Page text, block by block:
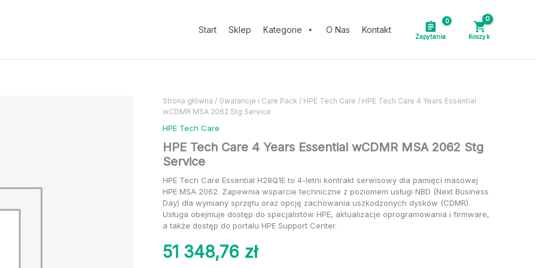
Start Sklep Kategorie O Nas Kontakt
0
Strona główna / Gwarancje i Care Pack / HPE Tech Care / HPE Tech Care 4 Years Essential
wCDMR MSA 2062 Stg Service
HPE Tech Care
HPE Tech Care 4 Years Essential wCDMR MSA 2062 Stg
Service
HPE Tech Care Essential H28Q1E to 4-letni kontrakt serwisowy dla pamięci masowej
HPE MSA 2062. Zapewnia wsparcie techniczne z poziomem usługi NBD (Next Business
Day) dla wymiany sprzętu oraz opcję zachowania uszkodzonych dysków (CDMR).
Usługa obejmuje dostęp do specjalistów HPE, aktualizacje oprogramowania i firmware,
a także dostęp do portalu HPE Support Center.
51 348,76 zł
ilość
HPE
Tech
4
Years
wCDMR
MSA
2062
Stg
ilość
HPE
Tech
4
Years
wCDMR
MSA
2062
Stg
Essential
wCDMR
2062